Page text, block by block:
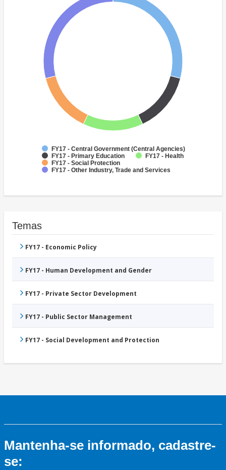
FY17 - Central Government (Central Agencies)
FY17 - Primary Education
FY17 - Health
FY17 - Social Protection
FY17 - Other Industry, Trade and Services
Temas
FY17 - Economic Policy
FY17 - Human Development and Gender
FY17 - Private Sector Development
FY17 - Public Sector Management
FY17 - Social Development and Protection
Mantenha-se informado, cadastre-
se: